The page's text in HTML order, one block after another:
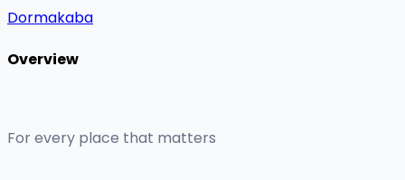
Dormakaba
Overview
For every place that matters